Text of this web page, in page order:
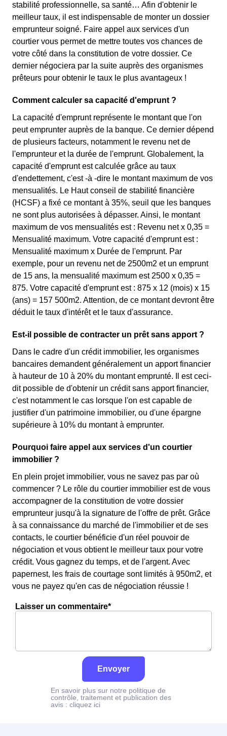
stabilité professionnelle, sa santé… Afin d'obtenir le
meilleur taux, il est indispensable de monter un dossier
emprunteur soigné. Faire appel aux services d'un
courtier vous permet de mettre toutes vos chances de
votre côté dans la constitution de votre dossier. Ce
dernier négociera par la suite auprès des organismes
prêteurs pour obtenir le taux le plus avantageux !
Comment calculer sa capacité d'emprunt ?
La capacité d'emprunt représente le montant que l'on
peut emprunter auprès de la banque. Ce dernier dépend
de plusieurs facteurs, notamment le revenu net de
l'emprunteur et la durée de l'emprunt. Globalement, la
capacité d'emprunt est calculée grâce au taux
d'endettement, c'est -à -dire le montant maximum de vos
mensualités. Le Haut conseil de stabilité financière
(HCSF) a fixé ce montant à 35%, seuil que les banques
ne sont plus autorisées à dépasser. Ainsi, le montant
maximum de vos mensualités est : Revenu net x 0,35 =
Mensualité maximum. Votre capacité d'emprunt est :
Mensualité maximum x Durée de l'emprunt. Par
exemple, pour un revenu net de 2500m2 et un emprunt
de 15 ans, la mensualité maximum est 2500 x 0,35 =
875. Votre capacité d'emprunt est : 875 x 12 (mois) x 15
(ans) = 157 500m2. Attention, de ce montant devront être
déduit le taux d'intérêt et le taux d'assurance.
Est-il possible de contracter un prêt sans apport ?
Dans le cadre d'un crédit immobilier, les organismes
bancaires demandent généralement un apport financier
à hauteur de 10 à 20% du montant emprunté. Il est ceci-
dit possible de d'obtenir un crédit sans apport financier,
c'est notamment le cas lorsque l'on est capable de
justifier d'un patrimoine immobilier, ou d'une épargne
supérieure à 10% du montant à emprunter.
Pourquoi faire appel aux services d'un courtier
immobilier ?
En plein projet immobilier, vous ne savez pas par où
commencer ? Le rôle du courtier immobilier est de vous
accompagner de la constitution de votre dossier
emprunteur jusqu'à la signature de l'offre de prêt. Grâce
à sa connaissance du marché de l'immobilier et de ses
contacts, le courtier bénéficie d'un réel pouvoir de
négociation et vous obtient le meilleur taux pour votre
crédit. Vous gagnez du temps, et de l'argent. Avec
papernest, les frais de courtage sont limités à 950m2, et
vous ne payez qu'en cas de négociation réussie !
Laisser un commentaire*
Envoyer
En savoir plus sur notre politique de
contrôle, traitement et publication des
avis : cliquez ici